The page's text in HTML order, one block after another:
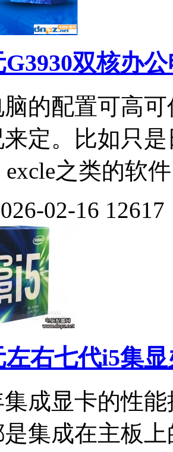
G3930双核办
脑的配置可高
来定。比如只
excle之类的软
02-16 12617
左右七代i5集
成显卡的性
是集成在主板